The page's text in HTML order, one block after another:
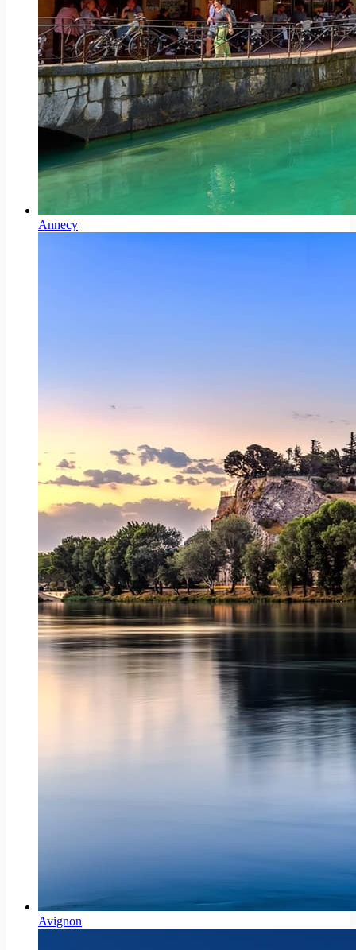
Annecy
Avignon